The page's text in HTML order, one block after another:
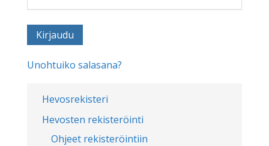
Hevosrekisteri
Hevosten rekisteröinti
Ohjeet rekisteröintiin
Unohtuiko salasana?